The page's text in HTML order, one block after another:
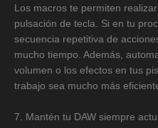
Los macros te permiten
pulsación de tecla. Si en tu
secuencia repetitiva de
mucho tiempo. Además,
volumen o los efectos en tus
trabajo sea mucho más
7. Mantén tu DAW siempre